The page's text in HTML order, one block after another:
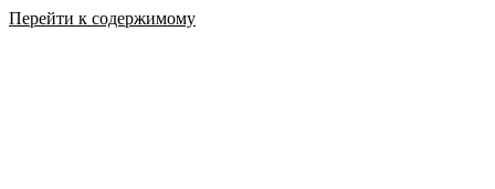
Перейти к содержимому